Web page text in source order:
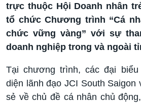
trực thuộc Hội Doanh nhân
tổ chức Chương trình “Cá
chức vững vàng” với sự
doanh nghiệp trong và ngoài
Tại chương trình, các đại
diện lãnh đạo JCI South Saigon
sẻ về chủ đề cá nhân chủ